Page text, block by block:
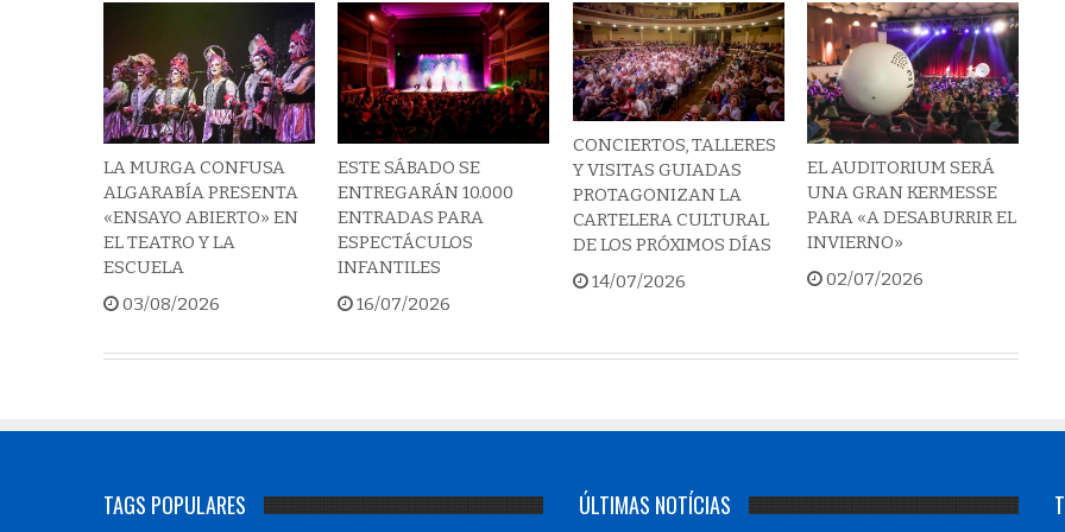
LA MURGA CONFUSA
ALGARABÍA PRESENTA
«ENSAYO ABIERTO» EN
EL TEATRO Y LA
ESCUELA
03/08/2026
ESTE SÁBADO SE
ENTREGARÁN 10.000
ENTRADAS PARA
ESPECTÁCULOS
INFANTILES
16/07/2026
CONCIERTOS, TALLERES
Y VISITAS GUIADAS
PROTAGONIZAN LA
CARTELERA CULTURAL
DE LOS PRÓXIMOS DÍAS
14/07/2026
EL AUDITORIUM SERÁ
UNA GRAN KERMESSE
PARA «A DESABURRIR EL
INVIERNO»
02/07/2026
TAGS POPULARES ÚLTIMAS NOTÍCIAS